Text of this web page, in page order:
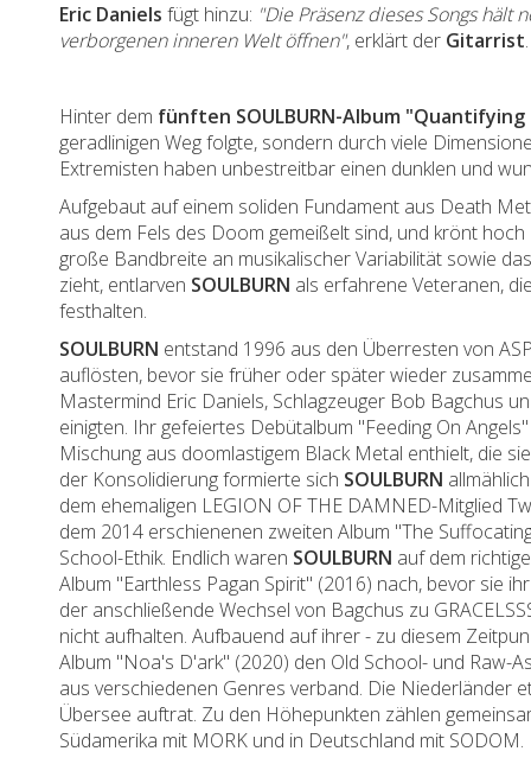
Eric Daniels fügt hinzu: "Die Präsenz dieses Songs
verborgenen inneren Welt öffnen", erklärt der Gitarrist
Hinter dem fünften SOULBURN-Album "Quantifying
geradlinigen Weg folgte, sondern durch viele
Extremisten haben unbestreitbar einen dunklen und
Aufgebaut auf einem soliden Fundament aus Death
aus dem Fels des Doom gemeißelt sind, und krönt
große Bandbreite an musikalischer Variabilität sowie
zieht, entlarven SOULBURN als erfahrene Veteranen,
festhalten.
SOULBURN entstand 1996 aus den Überresten von
auflösten, bevor sie früher oder später wieder
Mastermind Eric Daniels, Schlagzeuger Bob Bagchus
einigten. Ihr gefeiertes Debütalbum "Feeding On
Mischung aus doomlastigem Black Metal enthielt, die
der Konsolidierung formierte sich SOULBURN
dem ehemaligen LEGION OF THE DAMNED-Mitglied
dem 2014 erschienenen zweiten Album "The
School-Ethik. Endlich waren SOULBURN auf dem
Album "Earthless Pagan Spirit" (2016) nach, bevor sie
der anschließende Wechsel von Bagchus zu
nicht aufhalten. Aufbauend auf ihrer - zu diesem
Album "Noa's D'ark" (2020) den Old School- und Raw-
aus verschiedenen Genres verband. Die Niederländer
Übersee auftrat. Zu den Höhepunkten zählen
Südamerika mit MORK und in Deutschland mit SODOM.